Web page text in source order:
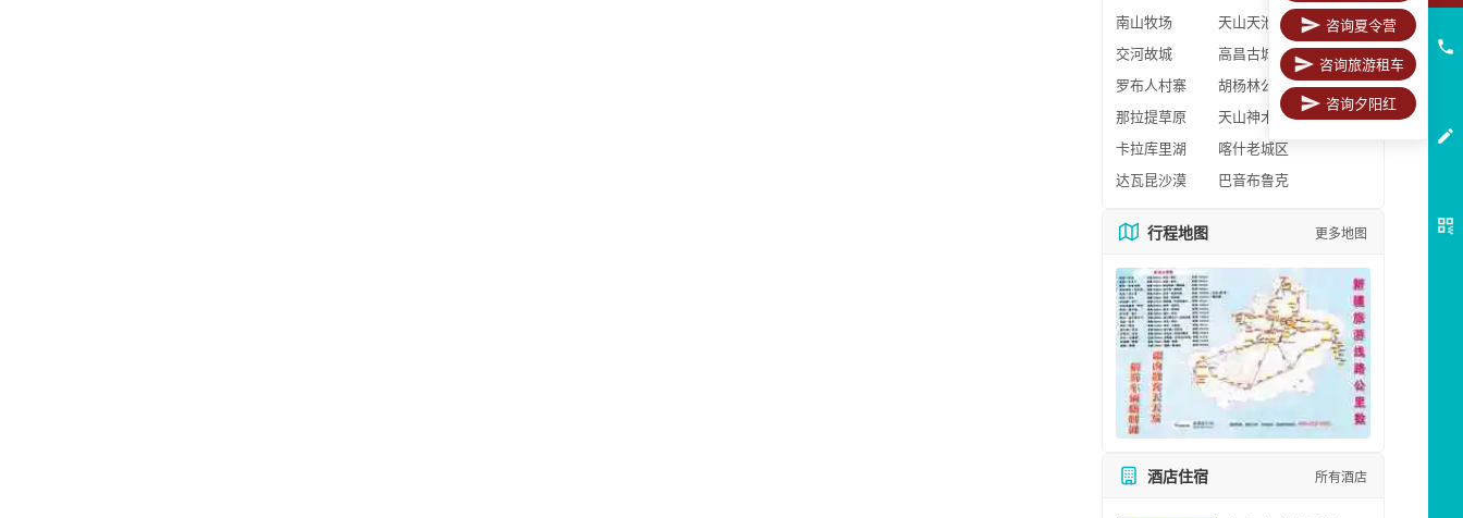
南山牧场
天山天池
交河故城
高昌古城
罗布人村寨
胡杨林公园
那拉提草原
天山神木园
卡拉库里湖
喀什老城区
达瓦昆沙漠
巴音布鲁克
行程地图 更多地图
酒店住宿 所有酒店
咨询夏令营
咨询旅游租车
咨询夕阳红